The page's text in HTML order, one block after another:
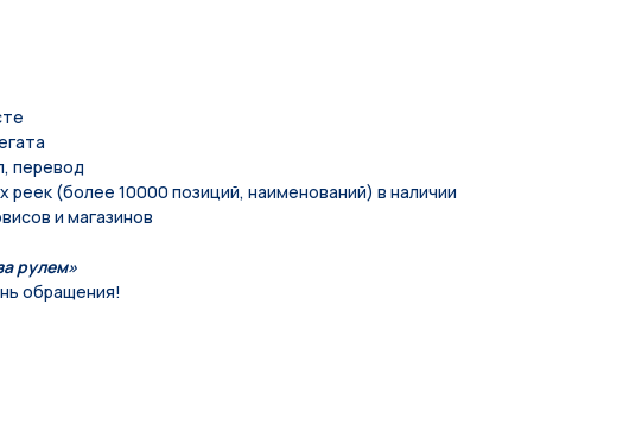
перевод
реек (более 10000 позиций, наименований) в наличии
и магазинов
рулем»
обращения!